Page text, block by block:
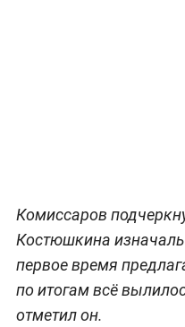
Комиссаров
Костюшкина
первое время
по итогам всё
отметил он.